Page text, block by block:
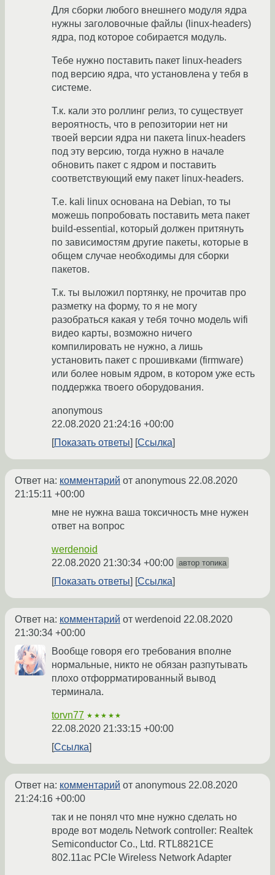
Для сборки любого внешнего модуля ядра
нужны заголовочные файлы (linux-headers)
ядра, под которое собирается модуль.
Тебе нужно поставить пакет linux-headers
под версию ядра, что установлена у тебя в
системе.
Т.к. кали это роллинг релиз, то существует
вероятность, что в репозитории нет ни
твоей версии ядра ни пакета linux-headers
под эту версию, тогда нужно в начале
обновить пакет с ядром и поставить
соответствующий ему пакет linux-headers.
Т.е. kali linux основана на Debian, то ты
можешь попробовать поставить мета пакет
build-essential, который должен притянуть
по зависимостям другие пакеты, которые в
общем случае необходимы для сборки
пакетов.
Т.к. ты выложил портянку, не прочитав про
разметку на форму, то я не могу
разобраться какая у тебя точно модель wifi
видео карты, возможно ничего
компилировать не нужно, а лишь
установить пакет с прошивками (firmware)
или более новым ядром, в котором уже есть
поддержка твоего оборудования.
anonymous
22.08.2020 21:24:16 +00:00
Показать ответы
Ссылка
Ответ на: комментарий от anonymous 22.08.2020
21:15:11 +00:00
мне не нужна ваша токсичность мне нужен
ответ на вопрос
werdenoid
22.08.2020 21:30:34 +00:00 автор топика
Показать ответы Ссылка
Ответ на: комментарий от werdenoid 22.08.2020
21:30:34 +00:00
Вообще говоря его требования вполне
нормальные, никто не обязан разпутывать
плохо отфоррматированный вывод
терминала.
torvn77 ★★★★★
22.08.2020 21:33:15 +00:00
Ссылка
Ответ на: комментарий от anonymous 22.08.2020
21:24:16 +00:00
так и не понял что мне нужно сделать но
вроде вот модель Network controller: Realtek
Semiconductor Co., Ltd. RTL8821CE
802.11ac PCIe Wireless Network Adapter